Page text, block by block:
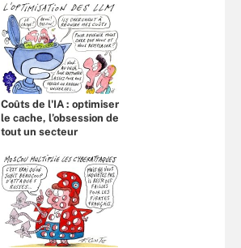
Coûts de l'IA : optimiser
le cache, l’obsession de
tout un secteur